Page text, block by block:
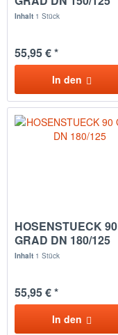
Inhalt 1 Stück
55,95 € *
In den
HOSENSTUECK 90
GRAD DN 180/125
Inhalt 1 Stück
55,95 € *
In den